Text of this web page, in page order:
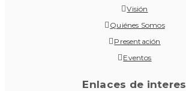
Visión
Quiénes Somos
Presentación
Eventos
Enlaces de interes